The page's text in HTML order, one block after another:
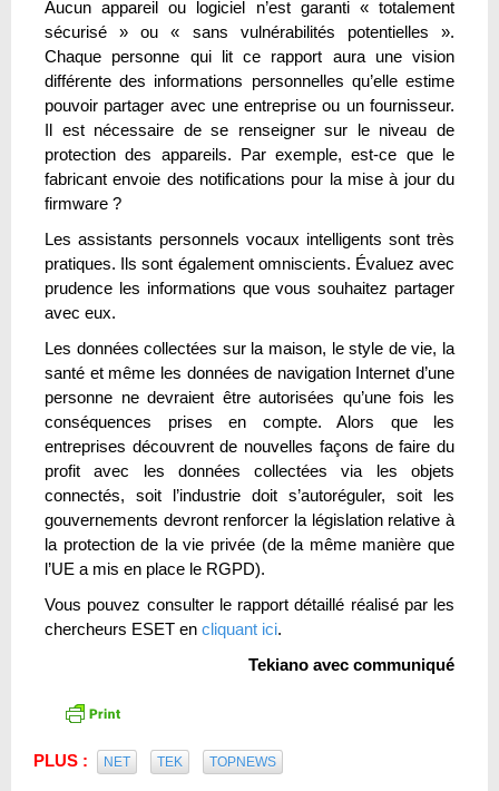
Aucun appareil ou logiciel n’est garanti « totalement
sécurisé » ou « sans vulnérabilités potentielles ».
Chaque personne qui lit ce rapport aura une vision
différente des informations personnelles qu’elle estime
pouvoir partager avec une entreprise ou un fournisseur.
Il est nécessaire de se renseigner sur le niveau de
protection des appareils. Par exemple, est-ce que le
fabricant envoie des notifications pour la mise à jour du
firmware ?
Les assistants personnels vocaux intelligents sont très
pratiques. Ils sont également omniscients. Évaluez avec
prudence les informations que vous souhaitez partager
avec eux.
Les données collectées sur la maison, le style de vie, la
santé et même les données de navigation Internet d’une
personne ne devraient être autorisées qu’une fois les
conséquences prises en compte. Alors que les
entreprises découvrent de nouvelles façons de faire du
profit avec les données collectées via les objets
connectés, soit l’industrie doit s’autoréguler, soit les
gouvernements devront renforcer la législation relative à
la protection de la vie privée (de la même manière que
l’UE a mis en place le RGPD).
Vous pouvez consulter le rapport détaillé réalisé par les
chercheurs ESET en cliquant ici.
Tekiano avec communiqué
PLUS : NET TEK TOPNEWS